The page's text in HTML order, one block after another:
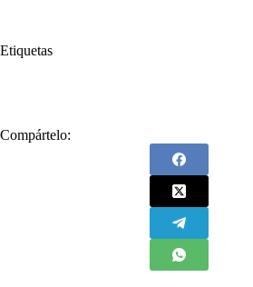
Etiquetas
Compártelo: